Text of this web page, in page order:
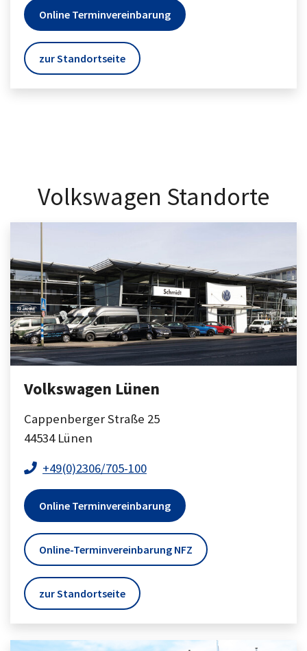
Online Terminvereinbarung
zur Standortseite
Volkswagen Standorte
Volkswagen Lünen
Cappenberger Straße 25
44534 Lünen
+49(0)2306/705-100
Online Terminvereinbarung
Online-Terminvereinbarung NFZ
zur Standortseite